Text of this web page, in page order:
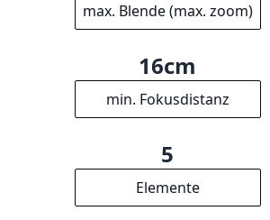
max. Blende (max. zoom)
16cm
min. Fokusdistanz
5
Elemente